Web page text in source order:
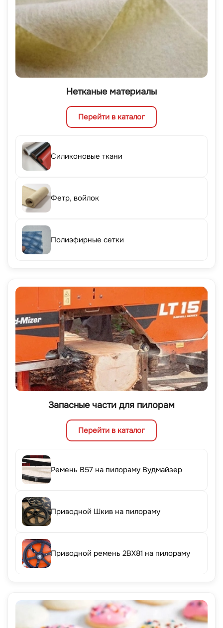
Нетканые материалы
Перейти в каталог
Силиконовые ткани
Фетр, войлок
Полиэфирные сетки
Запасные части для пилорам
Перейти в каталог
Ремень B57 на пилораму Вудмайзер
Приводной Шкив на пилораму
Приводной ремень 2BX81 на пилораму